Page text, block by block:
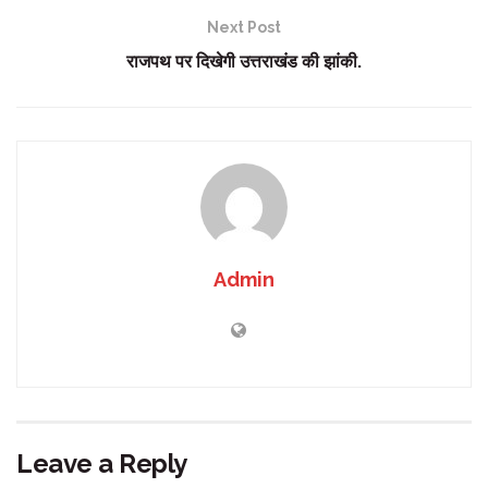
Next Post
राजपथ पर दिखेगी उत्तराखंड की झांकी.
Admin
Leave a Reply